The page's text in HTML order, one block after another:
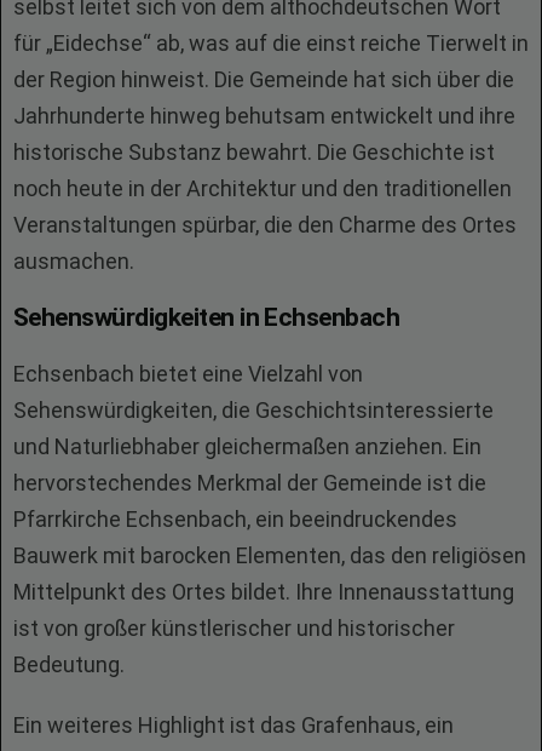
selbst leitet sich von dem althochdeutschen Wort
für „Eidechse“ ab, was auf die einst reiche Tierwelt in
der Region hinweist. Die Gemeinde hat sich über die
Jahrhunderte hinweg behutsam entwickelt und ihre
historische Substanz bewahrt. Die Geschichte ist
noch heute in der Architektur und den traditionellen
Veranstaltungen spürbar, die den Charme des Ortes
ausmachen.
Sehenswürdigkeiten in Echsenbach
Echsenbach bietet eine Vielzahl von
Sehenswürdigkeiten, die Geschichtsinteressierte
und Naturliebhaber gleichermaßen anziehen. Ein
hervorstechendes Merkmal der Gemeinde ist die
Pfarrkirche Echsenbach, ein beeindruckendes
Bauwerk mit barocken Elementen, das den religiösen
Mittelpunkt des Ortes bildet. Ihre Innenausstattung
ist von großer künstlerischer und historischer
Bedeutung.
Ein weiteres Highlight ist das Grafenhaus, ein